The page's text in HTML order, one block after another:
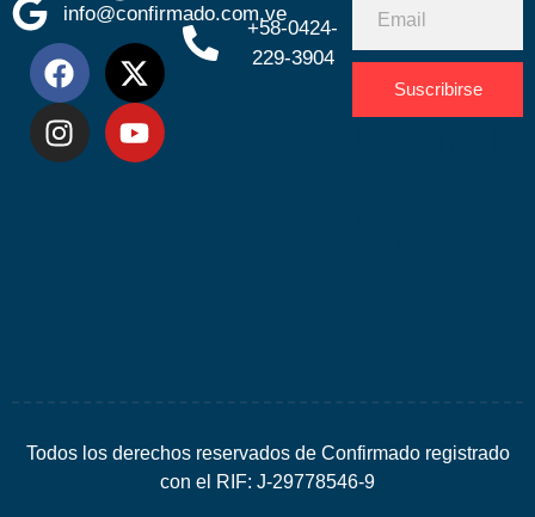
info@confirmado.com.ve
+58-0424-
229-3904
Suscribirse
Todos los derechos reservados de Confirmado registrado
con el RIF: J-29778546-9